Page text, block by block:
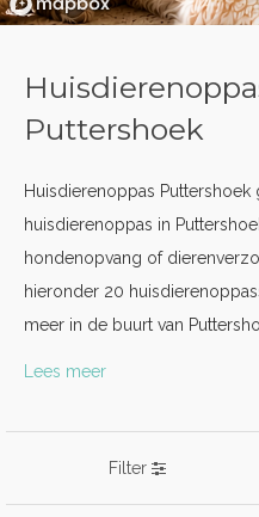
Puttershoek
Huisdierenoppas
huisdierenoppas in
hondenopvang of
hieronder 20
meer in de buurt van
Lees meer
Filter